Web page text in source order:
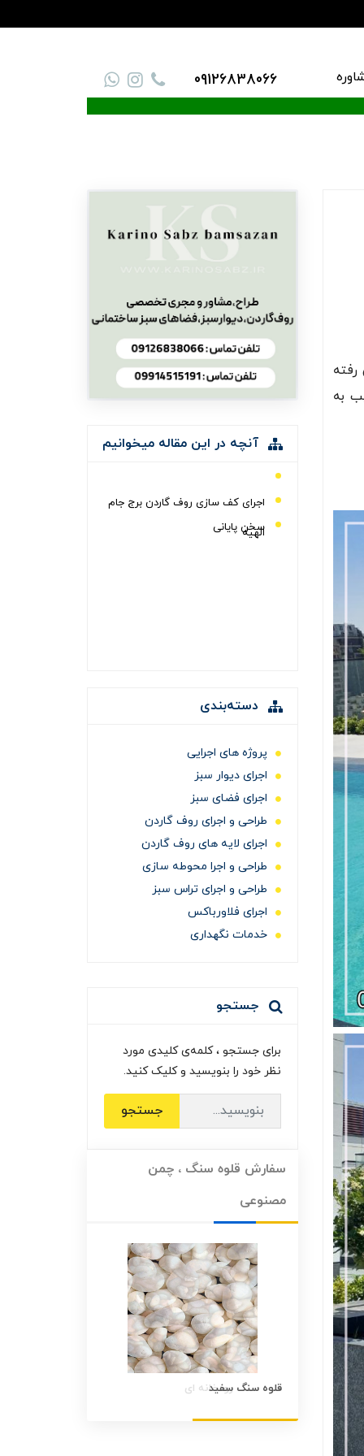
09126838066
به
آنچه در این مقاله میخوانیم
اجرای کف سازی روف گاردن برج جام
الهیه
سخن پایانی
دسته‌بندی
پروژه های اجرایی
اجرای دیوار سبز
اجرای فضای سبز
طراحی و اجرای روف گاردن
اجرای لایه های روف گاردن
طراحی و اجرا محوطه سازی
طراحی و اجرای تراس سبز
اجرای فلاورباکس
خدمات نگهداری
جستجو
برای جستجو ، کلمه‌ی کلیدی مورد
نظر خود را بنویسید و کلیک کنید.
جستجو
سفارش قلوه سنگ ، چمن
مصنوعی
قلوه سنگ سفید